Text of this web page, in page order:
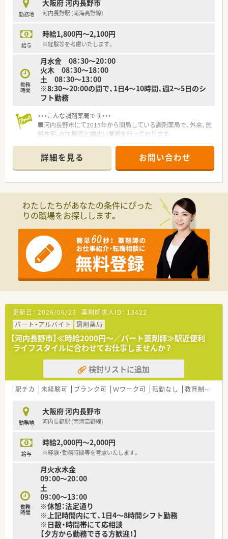
勤務地
大阪府 河内長野市
河内長野駅 (南海高野線)
給与
時給1,800円～2,100円
※経験等を考慮いたします。
勤務
時間
月水金 08：30～20：00
火木 08：30～18：00
土 08：30～13：00
※8:30～20:00の間で、1日4～10時間、週2～5日のシ
フト勤務
・・・こんな調剤薬局です・・・
■河内長野市にて2015年から開局している調剤薬局で、外来、施
設在宅、OTC販売と幅広い業務を行っております。
剤薬局での管理薬剤師を経験後、
病院での薬剤師を経験し開局をされました。
今後生き残っていく調剤薬局であるために様々な取り組みを
試みており、直近では介護施設を開設しております。
■現在就業している薬剤師は開設以来お勤めで、長らく勤務して
いる方ばかりの職場で、職場の雰囲気も非常に良好です。
詳細を見る お問い合わせ
わたしたちがあなたの条件にぴった
りの職場をお探しします。
更新日： 2026/06/23 薬剤師求人ID： 13422
パート・アルバイト
調剤薬局
【河内長野市】≪時給2000円～／パート薬剤師≫駅近便利
ライフスタイルに合わせてお仕事しませんか？
検討リストに追加
駅チカ 未経験可 ブランク可 Ｗワーク可 転勤なし 教育制度あり
勤務地
大阪府 河内長野市
河内長野駅 (南海高野線)
給与
時給2,000円～2,000円
※経験・勤務時間等を考慮いたします。
勤務
時間
月火水木金
09：00～20：00
土
09：00～13：00
※休憩：法定通り
※上記時間内にて、1日4～8時間シフト勤務
※日数・時間帯にて応相談
【夕方から勤務できる方歓迎！】